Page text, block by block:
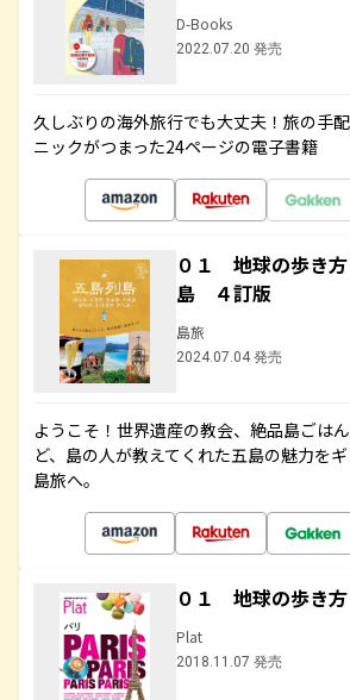
D-Books
2022.07.20 発売
久しぶりの海外旅行でも大丈夫！旅の手
ニックがつまった24ページの電子書籍
０１ 地球の歩き
島 ４訂版
島旅
2024.07.04 発売
ようこそ！世界遺産の教会、絶品島ごは
ど、島の人が教えてくれた五島の魅力をギ
島旅へ。
０１ 地球の歩き
Plat
2018.11.07 発売